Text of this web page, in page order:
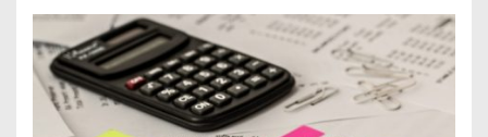
Mit
diesen
Regeln!